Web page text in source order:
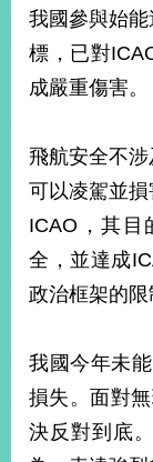
際
播
資
訊
公
開
民
本
部
相
我國參與始
標，已對
成嚴重傷害。
飛航安全不
可以凌駕並
ICAO，其目
全，並達成
政治框架的限
我國今年未
損失。面對
決反對到底